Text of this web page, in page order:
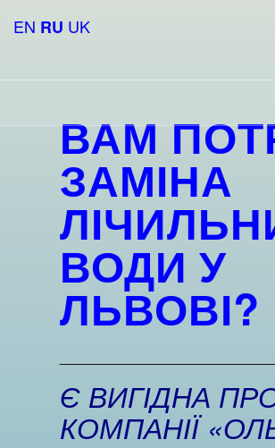
ВАМ
ЗАМІНА
ВОДИ У
ЛЬВОВІ?
Є ВИГІДНА
КОМПАНІЇ
EN RU UK